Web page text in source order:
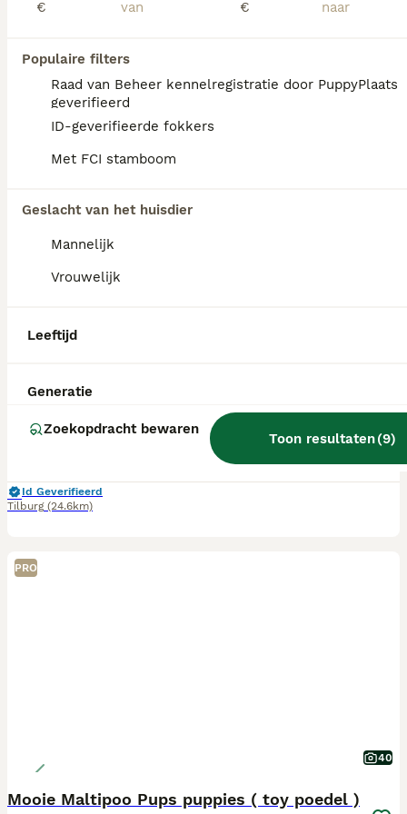
€
€
Populaire filters
Raad van Beheer kennelregistratie door PuppyPlaats
geverifieerd
ID-geverifieerde fokkers
Met FCI stamboom
Geslacht van het huisdier
Mannelijk
Vrouwelijk
Leeftijd
Generatie
Zoekopdracht bewaren
Toon resultaten(9)
Maltipoo pups
Leeftijd Geslacht
Id Geverifieerd
Tilburg (24.6km)
PRO
40
Mooie Maltipoo Pups puppies ( toy poedel )